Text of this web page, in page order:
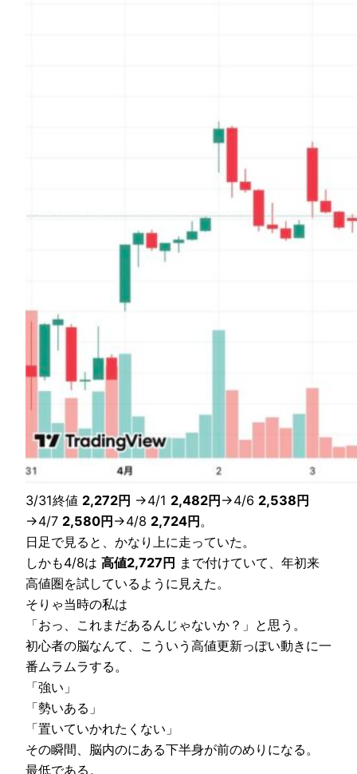
3/31終値 2,272円 →4/1 2,482円 →4/6 2,538円
→4/7 2,580円 →4/8 2,724円 。
日足で見ると、かなり上に走っていた。
しかも4/8は 高値2,727円 まで付けていて、年初来
高値圏を試しているように見えた。
そりゃ当時の私は
「おっ、これまだあるんじゃないか？」と思う。
初心者の脳なんて、こういう高値更新っぽい動きに一
番ムラムラする。
「強い」
「勢いある」
「置いていかれたくない」
その瞬間、脳内のにある下半身が前のめりになる。
最低である。